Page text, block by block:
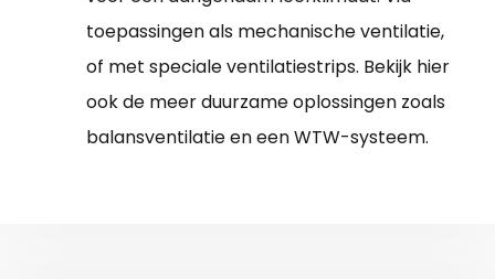
toepassingen als mechanische ventilatie,
of met speciale ventilatiestrips. Bekijk hier
ook de meer duurzame oplossingen zoals
balansventilatie en een WTW-systeem.